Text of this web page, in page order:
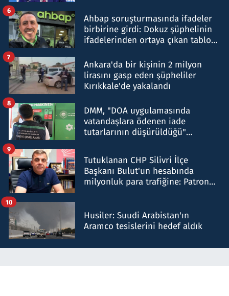
Ahbap soruşturmasında ifadeler
birbirine girdi: Dokuz şüphelinin
ifadelerinden ortaya çıkan tablo
6
Ankara'da bir kişinin 2 milyon
lirasını gasp eden şüpheliler
Kırıkkale'de yakalandı
7
DMM, "DOA uygulamasında
vatandaşlara ödenen iade
tutarlarının düşürüldüğü"
8
Tutuklanan CHP Silivri İlçe
Başkanı Bulut'un hesabında
milyonluk para trafiğine: Patron
9
Husiler: Suudi Arabistan'ın
Aramco tesislerini hedef aldık
10